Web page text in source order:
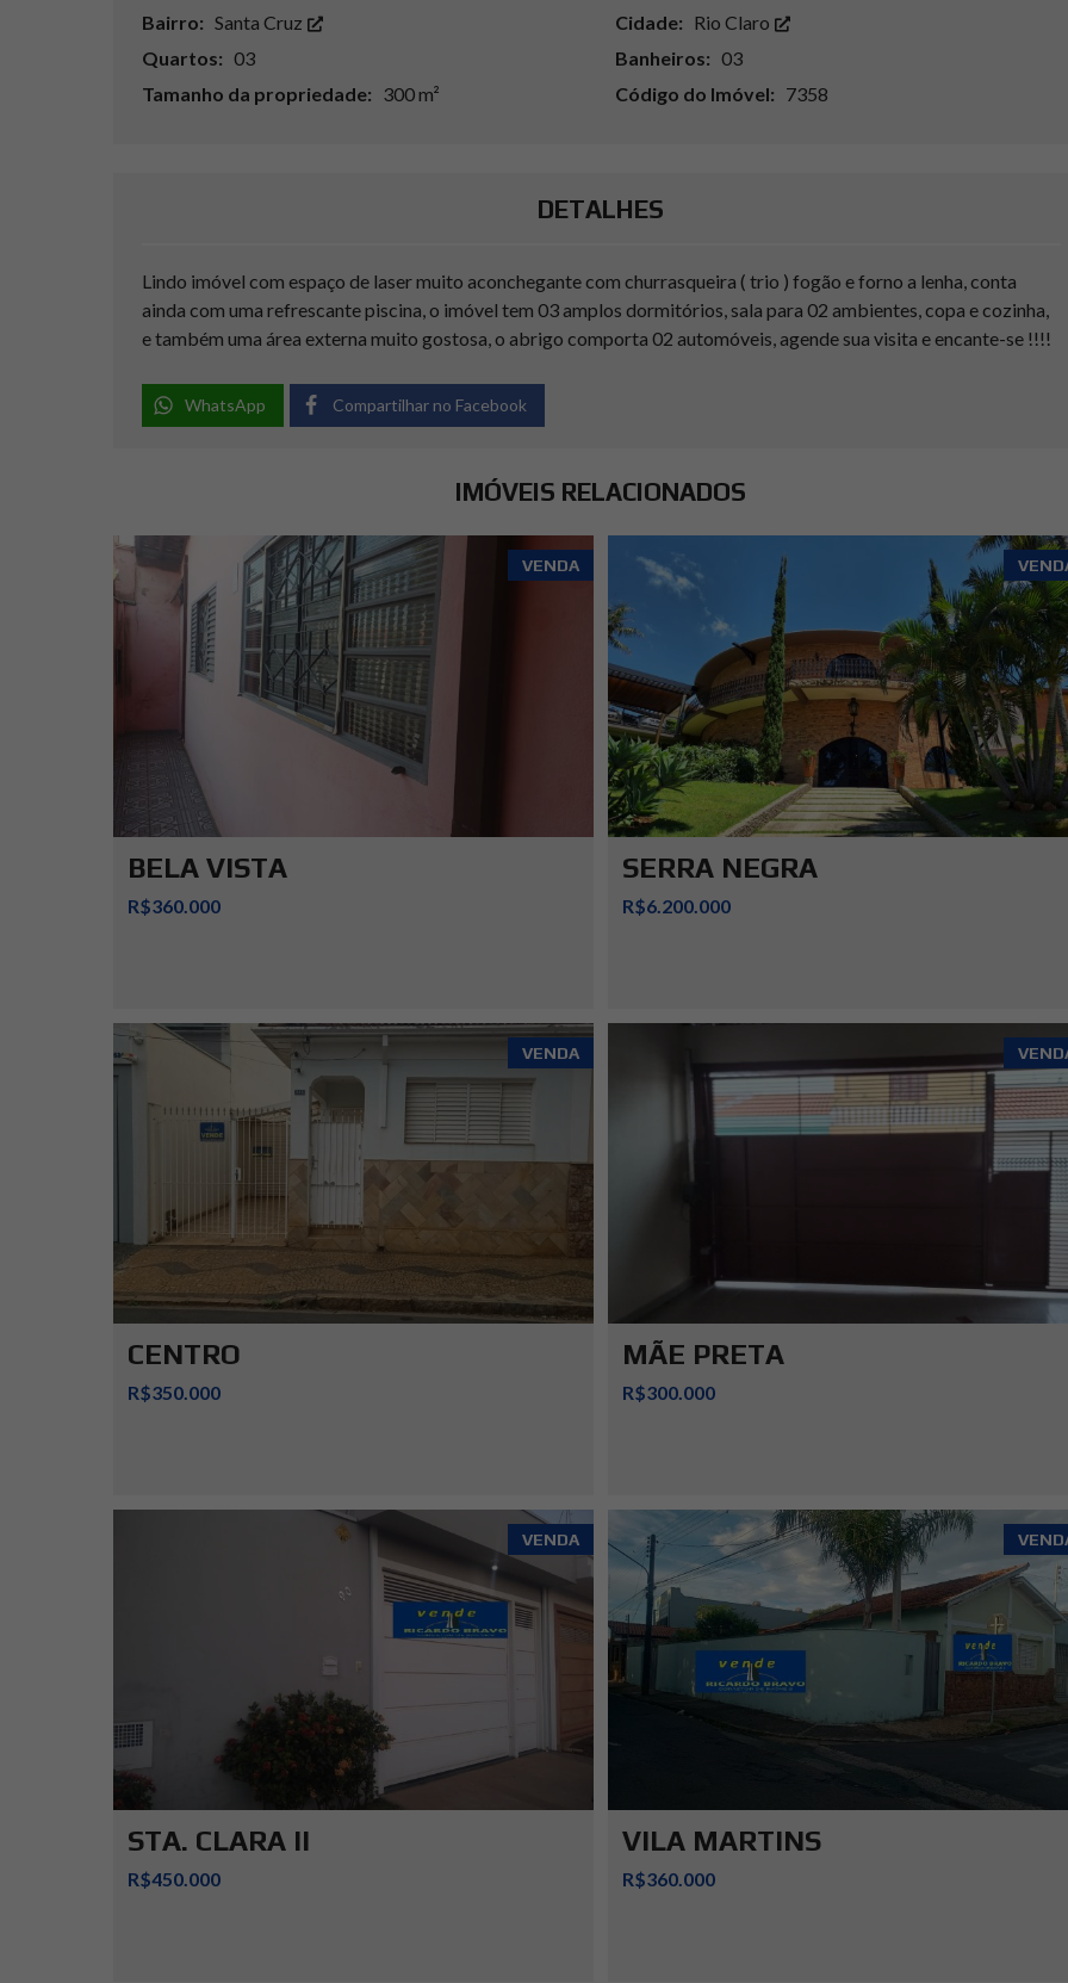
Bairro: Santa Cruz Cidade: Rio Claro
Quartos: 03 Banheiros: 03
Tamanho da propriedade: 300 m² Código do Imóvel: 7358
DETALHES
Lindo imóvel com espaço de laser muito aconchegante com churrasqueira ( trio ) fogão e forno a lenha, conta
ainda com uma refrescante piscina, o imóvel tem 03 amplos dormitórios, sala para 02 ambientes, copa e cozinha,
e também uma área externa muito gostosa, o abrigo comporta 02 automóveis, agende sua visita e encante-se !!!!
WhatsApp Compartilhar no Facebook
IMÓVEIS RELACIONADOS
VENDA
BELA VISTA
R$360.000
SERRA NEGRA
R$6.200.000
VENDA
CENTRO
R$350.000
MÃE PRETA
R$300.000
VENDA
STA. CLARA II
R$450.000
VILA MARTINS
R$360.000